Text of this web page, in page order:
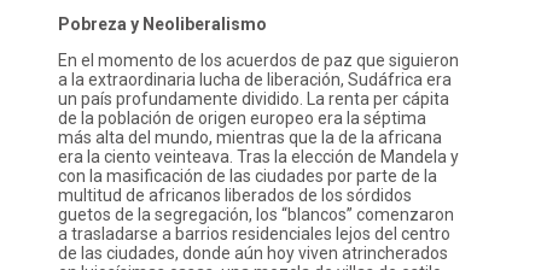
Pobreza y Neoliberalismo
En el momento de los acuerdos de paz que siguieron
a la extraordinaria lucha de liberación, Sudáfrica era
un país profundamente dividido. La renta per cápita
de la población de origen europeo era la séptima
más alta del mundo, mientras que la de la africana
era la ciento veinteava. Tras la elección de Mandela y
con la masificación de las ciudades por parte de la
multitud de africanos liberados de los sórdidos
guetos de la segregación, los “blancos” comenzaron
a trasladarse a barrios residenciales lejos del centro
de las ciudades, donde aún hoy viven atrincherados